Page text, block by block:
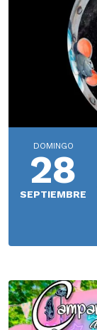
DOMINGO
28
SEPTIEMBRE